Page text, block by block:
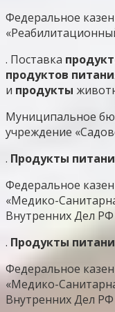
Федеральное
. Поставка
продуктов
и продукты
Муниципальное
учреждение
. Продукты
Федеральное
«Медико-
Внутренних Дел
. Продукты
Федеральное
«Медико-
Внутренних Дел